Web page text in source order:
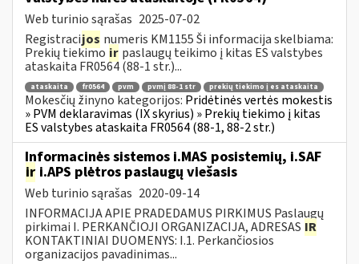
Web turinio sąrašas 2025-07-02
Registracijos numeris KM1155 Ši informacija skelbiama:
Prekių tiekimo ir paslaugų teikimo į kitas ES valstybes
ataskaita FR0564 (88-1 str.)...
ataskaita fr0564 pvm pvmį 88-1 str prekių tiekimo į es ataskaita
Mokesčių žinyno kategorijos: Pridėtinės vertės mokestis
» PVM deklaravimas (IX skyrius) » Prekių tiekimo į kitas
ES valstybes ataskaita FR0564 (88-1, 88-2 str.)
Informacinės sistemos i.MAS posistemių, i.SAF
ir i.APS plėtros paslaugų viešasis
Web turinio sąrašas 2020-09-14
INFORMACIJA APIE PRADEDAMUS PIRKIMUS Paslaugų
pirkimai I. PERKANČIOJI ORGANIZACIJA, ADRESAS IR
KONTAKTINIAI DUOMENYS: I.1. Perkančiosios
organizacijos pavadinimas...